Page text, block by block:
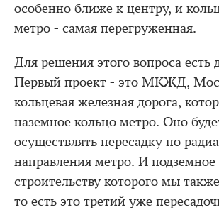
особенно ближе к центру, и
метро - самая перегруженная.
Для решения этого вопроса есть
Первый проект - это МКЖД,
кольцевая железная дорога,
наземное кольцо метро. Оно
осуществлять пересадку по
направления метро. И подземное
строительству которого мы
то есть это третий уже